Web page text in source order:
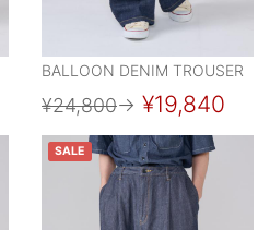
BALLOON DENIM TROUSER
¥24,800→ ¥19,840
SALE